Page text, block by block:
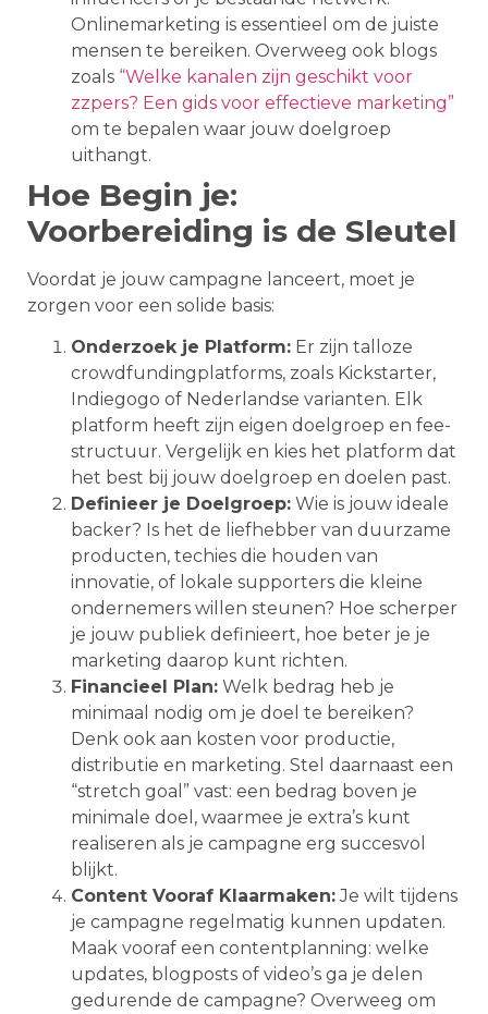
Onlinemarketing is essentieel om de juiste
mensen te bereiken. Overweeg ook blogs
zoals “Welke kanalen zijn geschikt voor
zzpers? Een gids voor effectieve marketing”
om te bepalen waar jouw doelgroep
uithangt.
Hoe Begin je:
Voorbereiding is de Sleutel
Voordat je jouw campagne lanceert, moet je
zorgen voor een solide basis:
Onderzoek je Platform: Er zijn talloze
crowdfundingplatforms, zoals Kickstarter,
Indiegogo of Nederlandse varianten. Elk
platform heeft zijn eigen doelgroep en fee-
structuur. Vergelijk en kies het platform dat
het best bij jouw doelgroep en doelen past.
Definieer je Doelgroep: Wie is jouw ideale
backer? Is het de liefhebber van duurzame
producten, techies die houden van
innovatie, of lokale supporters die kleine
ondernemers willen steunen? Hoe scherper
je jouw publiek definieert, hoe beter je je
marketing daarop kunt richten.
Financieel Plan: Welk bedrag heb je
minimaal nodig om je doel te bereiken?
Denk ook aan kosten voor productie,
distributie en marketing. Stel daarnaast een
“stretch goal” vast: een bedrag boven je
minimale doel, waarmee je extra’s kunt
realiseren als je campagne erg succesvol
blijkt.
Content Vooraf Klaarmaken:Je wilt tijdens
je campagne regelmatig kunnen updaten.
Maak vooraf een contentplanning: welke
updates, blogposts of video’s ga je delen
gedurende de campagne? Overweeg om